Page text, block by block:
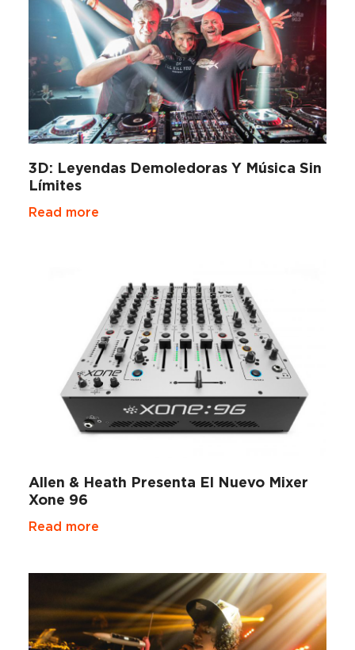
3D: Leyendas Demoledoras Y Música Sin
Límites
Read more
Allen & Heath Presenta El Nuevo Mixer
Xone 96
Read more